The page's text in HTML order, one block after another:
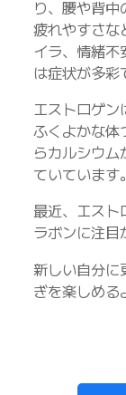
り、腰や背中
疲れやすさな
イラ、情緒不
は症状が多彩
エストロゲン
ふくよかな体
らカルシウ
ていています。
最近、エスト
ラボンに注目
新しい自分に
ぎを楽しめる